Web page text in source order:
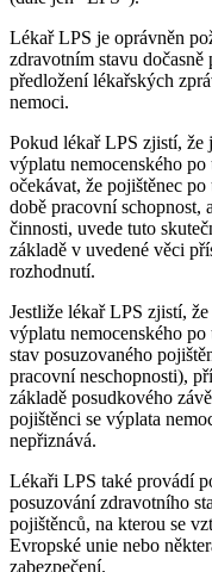
Lékař LPS je oprávněn
zdravotním stavu dočasně
předložení lékařských
nemoci.
Pokud lékař LPS zjistí, že
výplatu nemocenského
očekávat, že pojištěnec
době pracovní schopnost,
činnosti, uvede tuto
základě v uvedené věci
rozhodnutí.
Jestliže lékař LPS zjistí,
výplatu nemocenského
stav posuzovaného
pracovní neschopnosti),
základě posudkového
pojištěnci se výplata
nepřiznává.
Lékaři LPS také provádí
posuzování zdravotního
pojištěnců, na kterou se
Evropské unie nebo
zabezpečení.